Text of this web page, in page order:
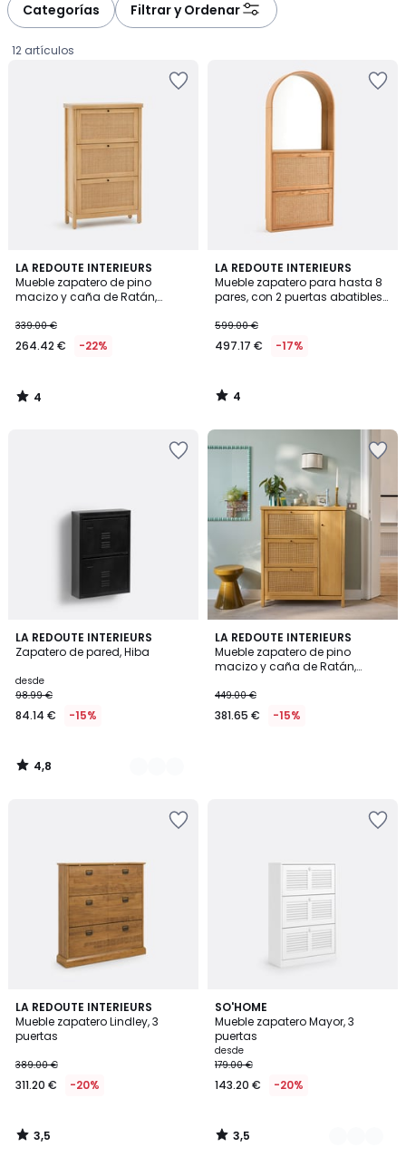
Categorías Filtrar y Ordenar
12 artículos
LA REDOUTE INTERIEURS
Mueble zapatero de pino
macizo y caña de Ratán,
€
en
de
339.00
339.00 €
264.42 € -22%
4
/
5
4
/
LA REDOUTE INTERIEURS
Mueble zapatero para hasta 8
pares, con 2 puertas abatibles
599.00 €
497.17 € -17%
4
/
5
4
/
LA REDOUTE INTERIEURS
Zapatero de pared, Hiba
desde
98.99 €
84.14 € -15%
4,8
/ 5
3
Colores
4,8
/
LA REDOUTE INTERIEURS
Mueble zapatero de pino
macizo y caña de Ratán,
449.00 €
381.65 € -15%
LA REDOUTE INTERIEURS
Mueble zapatero Lindley, 3
puertas
389.00 €
311.20 € -20%
3,5
/ 5
3,5
/
SO'HOME
Mueble zapatero Mayor, 3
puertas
desde
179.00 €
143.20 € -20%
3,5
/ 5
2
Colores
3,5
/